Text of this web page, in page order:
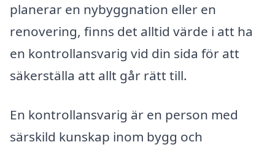
planerar en nybyggnation eller en
renovering, finns det alltid värde i att ha
en kontrollansvarig vid din sida för att
säkerställa att allt går rätt till.
En kontrollansvarig är en person med
särskild kunskap inom bygg och